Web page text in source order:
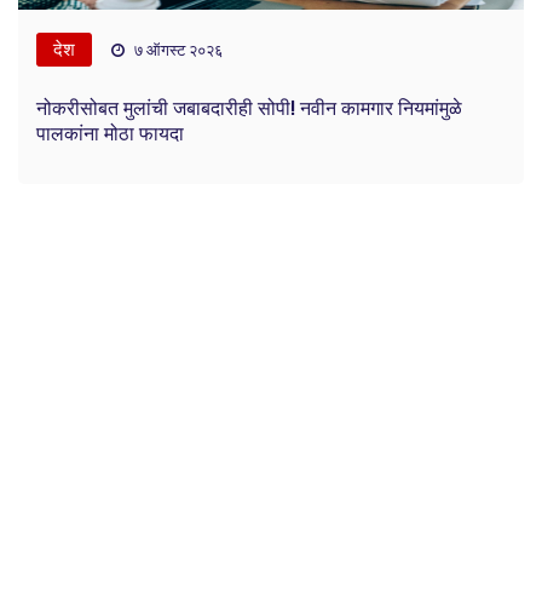
देश ७ ऑगस्ट २०२६
नोकरीसोबत मुलांची जबाबदारीही सोपी! नवीन कामगार नियमांमुळे
पालकांना मोठा फायदा